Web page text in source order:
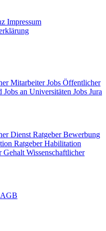
Impressum
MitarbeiterJobs Öffentlicher
Jobs an Universitäten Jobs Jura
DienstRatgeber Bewerbung
Ratgeber Habilitation
GehaltWissenschaftlicher
AGB